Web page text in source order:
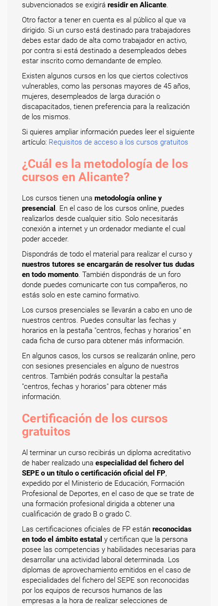
subvencionados se exigirá residir en Alicante.
Otro factor a tener en cuenta es al público al que va
dirigido. Si un curso está destinado para trabajadores
debes estar dado de alta como trabajador en activo,
por contra si está destinado a desempleados debes
estar inscrito como demandante de empleo.
Existen algunos cursos en los que ciertos colectivos
vulnerables, como las personas mayores de 45 años,
mujeres, desempleados de larga duración o
discapacitados, tienen preferencia para la realización
de los mismos.
Si quieres ampliar información puedes leer el siguiente
artículo: Requisitos de acceso a los cursos gratuitos
¿Cuál es la metodología de los
cursos en Alicante?
Los cursos tienen una metodología online y
presencial . En el caso de los cursos online, puedes
realizarlos desde cualquier sitio. Solo necesitarás
conexión a internet y un ordenador mediante el cual
poder acceder.
Dispondrás de todo el material para realizar el curso y
nuestros tutores se encargarán de resolver tus dudas
en todo momento. También dispondrás de un foro
donde puedes comunicarte con tus compañeros, no
estás solo en este camino formativo.
Los cursos presenciales se llevarán a cabo en uno de
nuestros centros. Puedes consultar las fechas y
horarios en la pestaña "centros, fechas y horarios" en
cada ficha de curso para obtener más información.
En algunos casos, los cursos se realizarán online, pero
con sesiones presenciales en alguno de nuestros
centros. También podrás consultar la pestaña
"centros, fechas y horarios" para obtener más
información.
Certificación de los cursos
gratuitos
Al terminar un curso recibirás un diploma acreditativo
de haber realizado una especialidad del fichero del
SEPE o un título o certificación oficial del FP,
expedido por el Ministerio de Educación, Formación
Profesional de Deportes, en el caso de que se trate de
una formación profesional dirigida a obtener una
cualificación de grado B o grado C.
Las certificaciones oficiales de FP están reconocidas
en todo el ámbito estatal y certifican que la persona
posee las competencias y habilidades necesarias para
desarrollar una actividad laboral determinada. Los
diplomas de aprovechamiento emitidos en el caso de
especialidades del fichero del SEPE son reconocidas
por los equipos de recursos humanos de las
empresas a la hora de realizar selecciones de